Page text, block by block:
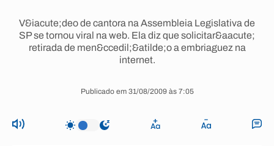
V&iacute;deo de cantora na Assembleia Legislativa de
SP se tornou viral na web. Ela diz que solicitar&aacute;
retirada de men&ccedil;&atilde;o a embriaguez na
internet.
Publicado em 31/08/2009 às 7:05